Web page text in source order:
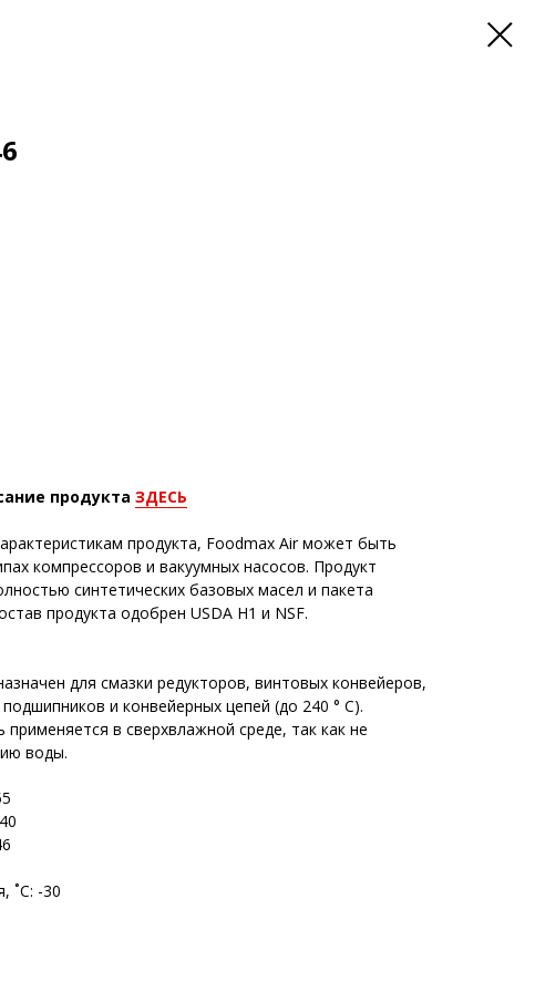
продукта ЗДЕСЬ
продукта, Foodmax Air может быть
компрессоров и вакуумных насосов. Продукт
синтетических базовых масел и пакета
продукта одобрен USDA H1 и NSF.
для смазки редукторов, винтовых конвейеров,
и конвейерных цепей (до 240 ° C).
применяется в сверхвлажной среде, так как не
воды.
˚С: -30